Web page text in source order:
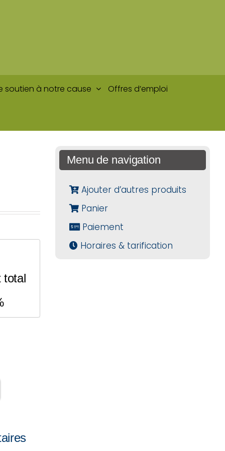
soutien à notre cause Offres d’emploi
total
Menu de navigation
Ajouter d’autres produits
Panier
Paiement
Horaires & tarification